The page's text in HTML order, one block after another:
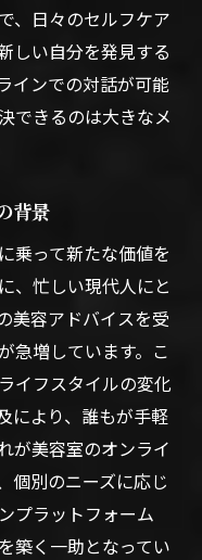
、日々のセルフケア
しい自分を発見する
インでの対話が可能
できるのは大きなメ
背景
乗って新たな価値を
、忙しい現代人にと
美容アドバイスを受
急増しています。こ
イフスタイルの変化
により、誰もが手軽
が美容室のオンライ
個別のニーズに応じ
プラットフォーム
築く一助となってい